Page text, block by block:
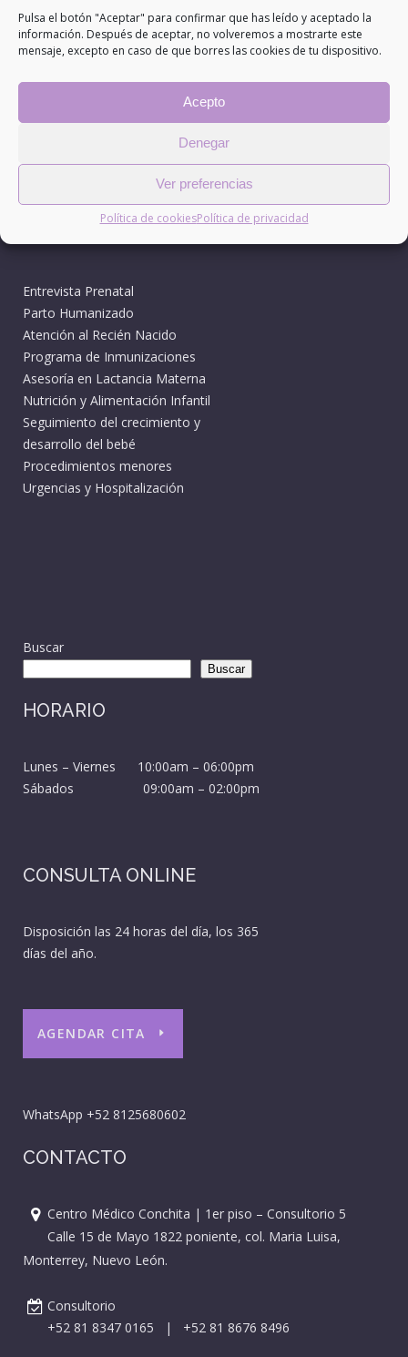
Pulsa el botón "Aceptar" para confirmar que has leído y aceptado la
información. Después de aceptar, no volveremos a mostrarte este
mensaje, excepto en caso de que borres las cookies de tu dispositivo.
Acepto
Denegar
Ver preferencias
Política de cookiesPolítica de privacidad
Política de Privacidad
Entrevista Prenatal
Parto Humanizado
Atención al Recién Nacido
Programa de Inmunizaciones
Asesoría en Lactancia Materna
Nutrición y Alimentación Infantil
Seguimiento del crecimiento y
desarrollo del bebé
Procedimientos menores
Urgencias y Hospitalización
Buscar
Buscar
HORARIO
Lunes – Viernes 10:00am – 06:00pm
Sábados 09:00am – 02:00pm
CONSULTA ONLINE
Disposición las 24 horas del día, los 365
días del año.
AGENDAR CITA
WhatsApp +52 8125680602
CONTACTO
Centro Médico Conchita | 1er piso – Consultorio 5
Calle 15 de Mayo 1822 poniente, col. Maria Luisa,
Monterrey, Nuevo León.
Consultorio
+52 81 8347 0165 | +52 81 8676 8496